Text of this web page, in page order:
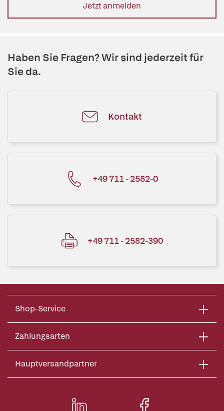
Jetzt anmelden
Haben Sie Fragen? Wir sind jederzeit für
Sie da.
Kontakt
+49 711 - 2582-0
+49 711 - 2582-390
Shop-Service
Zahlungsarten
Hauptversandpartner